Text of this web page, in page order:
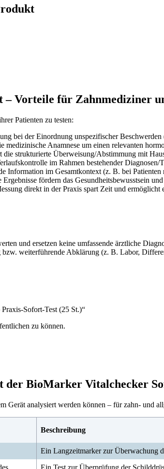
– Vorteile für Zahnmediziner
Patienten zu testen:
bei der Einordnung unspezifischer
medizinische Anamnese um einen relevanten
die strukturierte Überweisung/Abstimmung mit
im Rahmen bestehender
Information im Gesamtkontext (z. B. bei
Ergebnisse fördern das Gesundheitsbewusstsein
direkt in der Praxis spart Zeit und ermöglicht
und ersetzen keine umfassende ärztliche
weiterführende Abklärung (z. B. Labor,
Sofort-Test (25 St.)“
zu können.
der BioMarker Vitalchecker
Gerät analysiert werden können – für zahn- und
Beschreibung
Ein Langzeitmarker zur Überwachung